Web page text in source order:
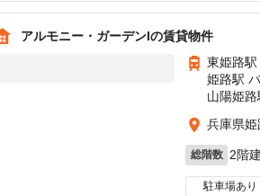
アルモニー・ガーデンIの賃貸物件
東姫路駅
姫路駅
山陽姫路
兵庫県
総階数 2階建
駐車場あり